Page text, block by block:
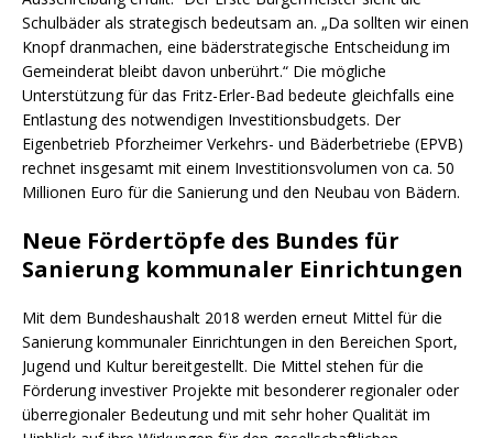
Schulbäder als strategisch bedeutsam an. „Da sollten wir einen
Knopf dranmachen, eine bäderstrategische Entscheidung im
Gemeinderat bleibt davon unberührt.“ Die mögliche
Unterstützung für das Fritz-Erler-Bad bedeute gleichfalls eine
Entlastung des notwendigen Investitionsbudgets. Der
Eigenbetrieb Pforzheimer Verkehrs- und Bäderbetriebe (EPVB)
rechnet insgesamt mit einem Investitionsvolumen von ca. 50
Millionen Euro für die Sanierung und den Neubau von Bädern.
Neue Fördertöpfe des Bundes für
Sanierung kommunaler Einrichtungen
Mit dem Bundeshaushalt 2018 werden erneut Mittel für die
Sanierung kommunaler Einrichtungen in den Bereichen Sport,
Jugend und Kultur bereitgestellt. Die Mittel stehen für die
Förderung investiver Projekte mit besonderer regionaler oder
überregionaler Bedeutung und mit sehr hoher Qualität im